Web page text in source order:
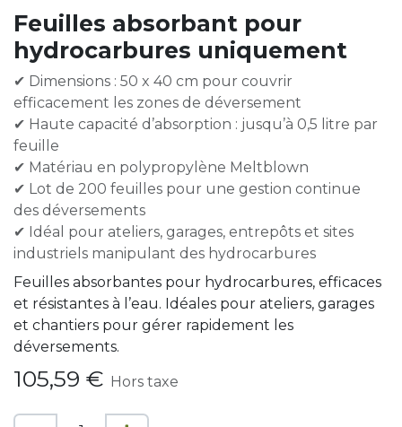
Feuilles absorbant pour
hydrocarbures uniquement
✔ Dimensions : 50 x 40 cm pour couvrir
efficacement les zones de déversement
✔ Haute capacité d’absorption : jusqu’à 0,5 litre par
feuille
✔ Matériau en polypropylène Meltblown
✔ Lot de 200 feuilles pour une gestion continue
des déversements
✔ Idéal pour ateliers, garages, entrepôts et sites
industriels manipulant des hydrocarbures
Feuilles absorbantes pour hydrocarbures, efficaces
et résistantes à l’eau. Idéales pour ateliers, garages
et chantiers pour gérer rapidement les
déversements.
105,59 € Hors taxe